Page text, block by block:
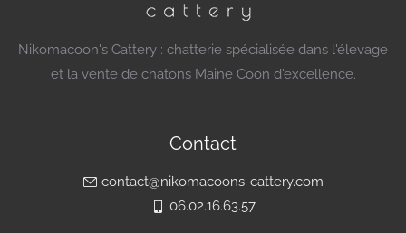
Nikomacoon's Cattery : chatterie spécialisée dans l'élevage
et la vente de chatons Maine Coon d'excellence.
Contact
contact@nikomacoons-cattery.com
06.02.16.63.57